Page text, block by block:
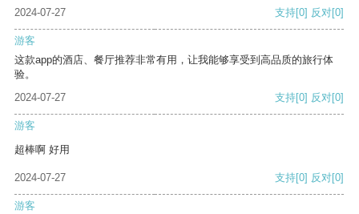
2024-07-27 支持[0] 反对[0]
游客
这款app的酒店、餐厅推荐非常有用，让我能够享受到高品质的旅行体
验。
2024-07-27
支持[0] 反对[0]
游客
超棒啊 好用
2024-07-27 支持[0] 反对[0]
游客